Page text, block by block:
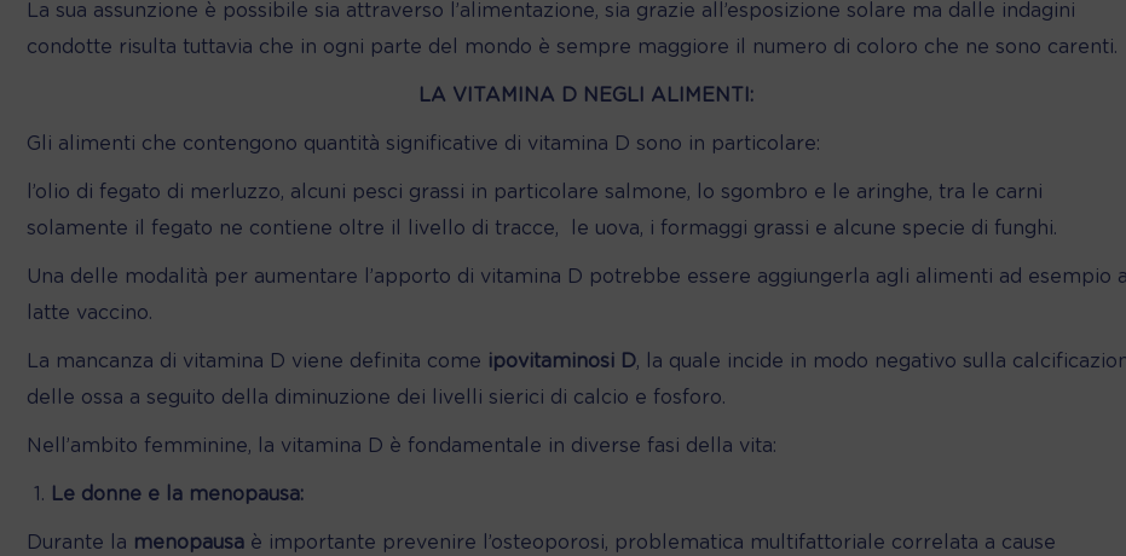
La sua assunzione è possibile sia attraverso l’alimentazione, sia grazie all’esposizione solare ma dalle indagini
condotte risulta tuttavia che in ogni parte del mondo è sempre maggiore il numero di coloro che ne sono carenti.
LA VITAMINA D NEGLI ALIMENTI:
Gli alimenti che contengono quantità significative di vitamina D sono in particolare:
l’olio di fegato di merluzzo, alcuni pesci grassi in particolare salmone, lo sgombro e le aringhe, tra le carni
solamente il fegato ne contiene oltre il livello di tracce,
le uova, i formaggi grassi e alcune specie di funghi.
Una delle modalità per aumentare l’apporto di vitamina D potrebbe essere aggiungerla agli alimenti ad esempio al
latte vaccino.
La mancanza di vitamina D viene definita come ipovitaminosi D, la quale incide in modo negativo sulla
delle ossa a seguito della diminuzione dei livelli sierici di calcio e fosforo.
Nell’ambito femminine, la vitamina D è fondamentale in diverse fasi della vita:
Le donne e la menopausa:
Durante la menopausa è importante prevenire l’osteoporosi, problematica multifattoriale correlata a cause